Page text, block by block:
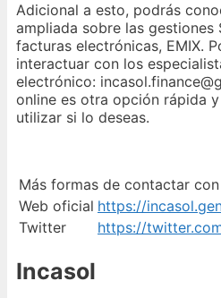
Adicional a esto, podrás
ampliada sobre las gestiones
facturas electrónicas, EMIX.
interactuar con los
electrónico:
online es otra opción rápida
utilizar si lo deseas.
Más formas de contactar
Web oficial
Twitter
Incasol